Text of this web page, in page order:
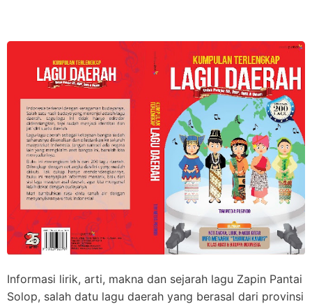
Informasi lirik, arti, makna dan sejarah lagu Zapin Pantai
Solop, salah datu lagu daerah yang berasal dari provinsi